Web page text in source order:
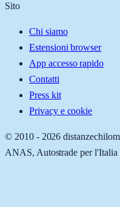
Sito
Chi siamo
Estensioni browser
App accesso rapido
Contatti
Press kit
Privacy e cookie
© 2010 - 2026
ANAS, Autostrade per